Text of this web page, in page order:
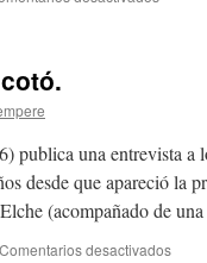
publica una entrevista a
desde que apareció la
(acompañado de
Comentarios desactivados